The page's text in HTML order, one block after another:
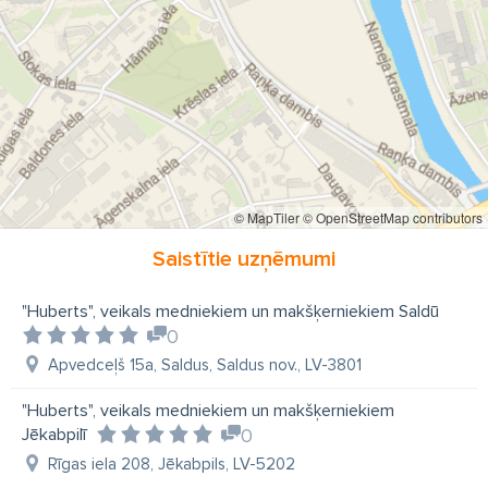
SEELAND
HUBERTUS
PINEWOOD
mednieku piederumi Rīgā
© MapTiler© OpenStreetMap contributors
Saistītie uzņēmumi
"Huberts", veikals medniekiem un makšķerniekiem Saldū
0
Apvedceļš 15a, Saldus, Saldus nov., LV-3801
"Huberts", veikals medniekiem un makšķerniekiem
Jēkabpilī
0
Rīgas iela 208, Jēkabpils, LV-5202